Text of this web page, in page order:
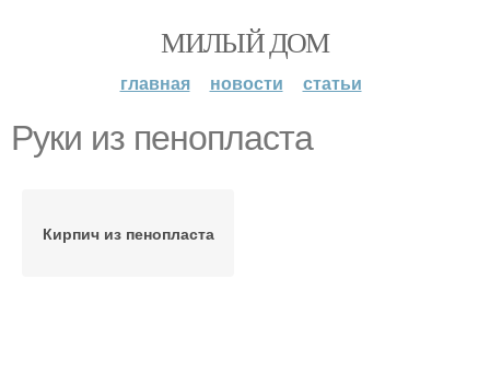
МИЛЫЙ ДОМ
главная новости статьи
Руки из пенопласта
Кирпич из пенопласта